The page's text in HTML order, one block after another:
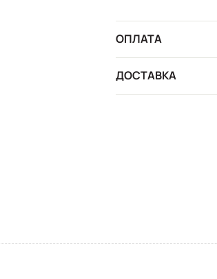
ОПЛАТА
ДОСТАВКА